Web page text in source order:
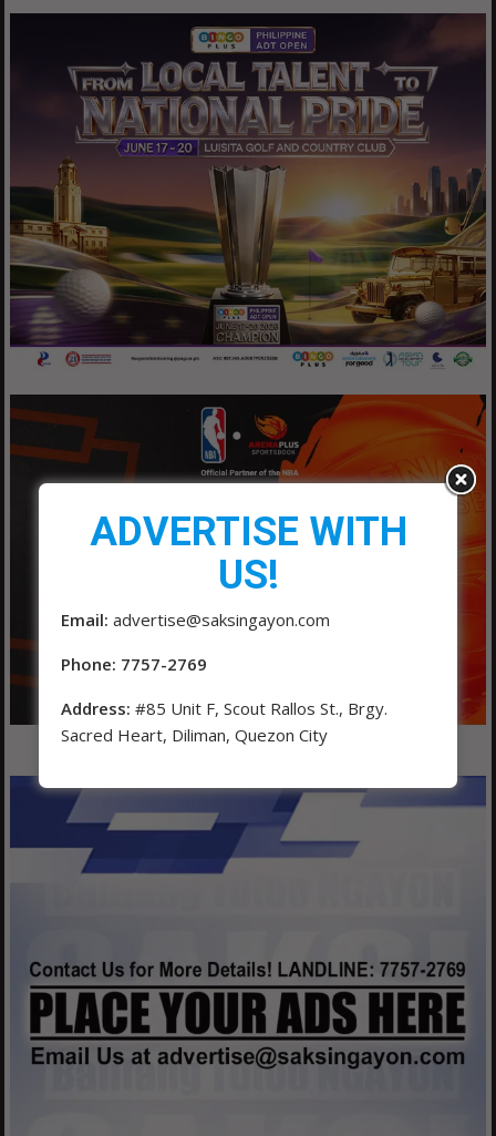
ADVERTISE WITH
US!
Email: advertise@saksingayon.com
Phone: 7757-2769
Address: #85 Unit F, Scout Rallos St., Brgy.
Sacred Heart, Diliman, Quezon City